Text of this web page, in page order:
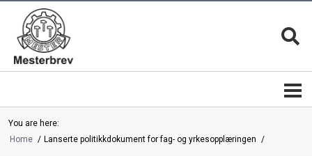
You are here:
Home
Lanserte politikkdokument for fag- og yrkesopplæringen